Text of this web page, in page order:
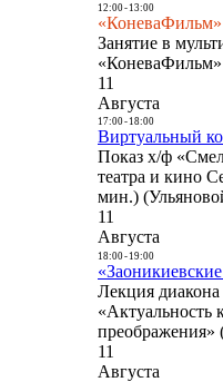
12:00- 13:00
Занятие в
11
Августа
17:00- 18:00
Виртуальный
Показ х/ф
театра и кино
мин.)
11
Августа
18:00- 19:00
Лекция
«Актуальность
11
Августа